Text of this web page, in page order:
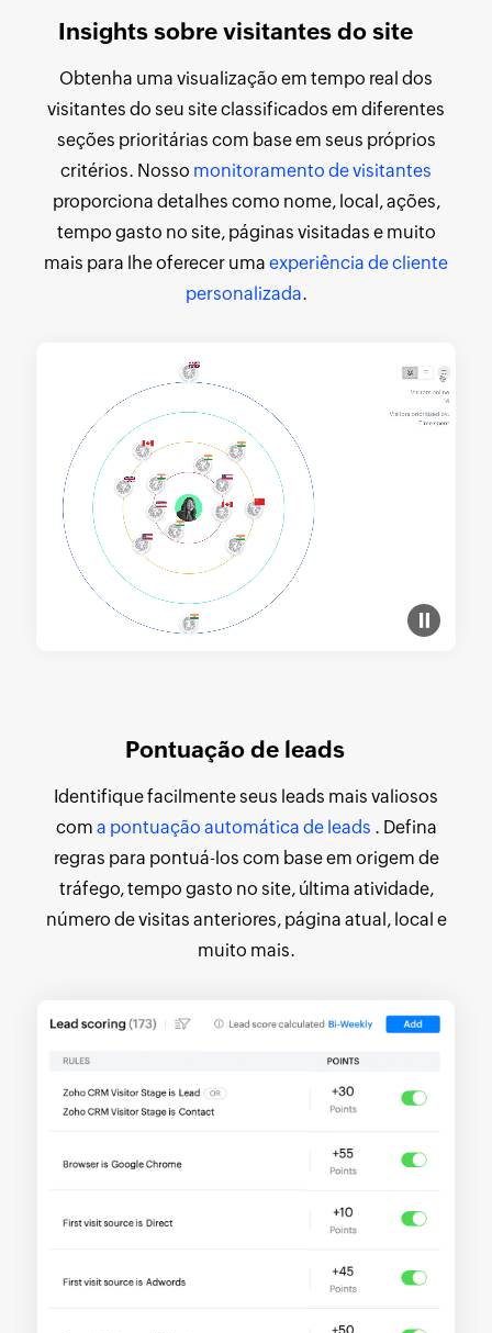
Insights sobre visitantes do site
Obtenha uma visualização em tempo real dos
visitantes do seu site classificados em diferentes
seções prioritárias com base em seus próprios
critérios. Nosso monitoramento de visitantes
proporciona detalhes como nome, local, ações,
tempo gasto no site, páginas visitadas e muito
mais para lhe oferecer uma experiência de cliente
personalizada.
Pontuação de leads
Identifique facilmente seus leads mais valiosos
com a pontuação automática de leads . Defina
regras para pontuá-los com base em origem de
tráfego, tempo gasto no site, última atividade,
número de visitas anteriores, página atual, local e
muito mais.